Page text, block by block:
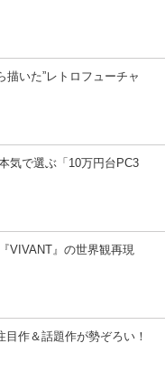
いた”レトロフューチャ
気で選ぶ「10万円台PC3
VIVANT』の世界観再現
作＆話題作が勢ぞろい！